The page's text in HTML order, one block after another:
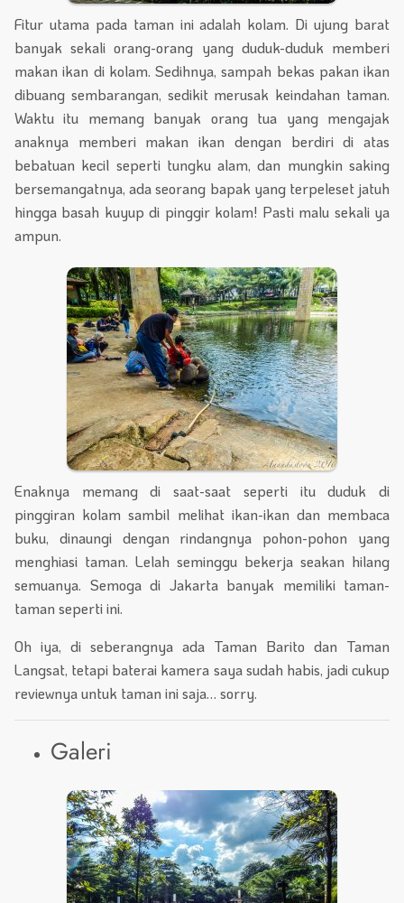
Fitur utama pada taman ini adalah kolam. Di ujung barat
banyak sekali orang-orang yang duduk-duduk memberi
makan ikan di kolam. Sedihnya, sampah bekas pakan ikan
dibuang sembarangan, sedikit merusak keindahan taman.
Waktu itu memang banyak orang tua yang mengajak
anaknya memberi makan ikan dengan berdiri di atas
bebatuan kecil seperti tungku alam, dan mungkin saking
bersemangatnya, ada seorang bapak yang terpeleset jatuh
hingga basah kuyup di pinggir kolam! Pasti malu sekali ya
ampun.
Enaknya memang di saat-saat seperti itu duduk di
pinggiran kolam sambil melihat ikan-ikan dan membaca
buku, dinaungi dengan rindangnya pohon-pohon yang
menghiasi taman. Lelah seminggu bekerja seakan hilang
semuanya. Semoga di Jakarta banyak memiliki taman-
taman seperti ini.
Oh iya, di seberangnya ada Taman Barito dan Taman
Langsat, tetapi baterai kamera saya sudah habis, jadi cukup
reviewnya untuk taman ini saja… sorry.
Galeri